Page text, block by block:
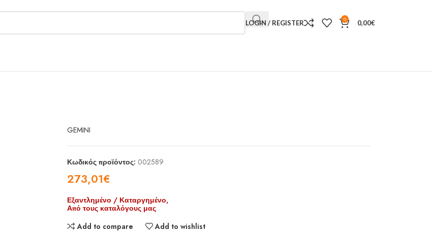
LOGIN / REGISTER 0 0,00€
GEMINI
Κωδικός προϊόντος: 002589
273,01€
Εξαντλημένο / Καταργημένο,
Από τους καταλόγους μας
Add to compare
Add to wishlist